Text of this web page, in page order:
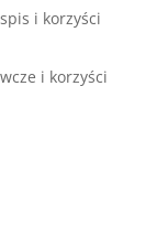
i korzyści
i korzyści